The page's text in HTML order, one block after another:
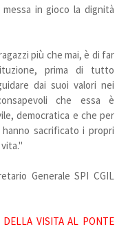
in gioco la dignità
più che mai, è di far
prima di tutto
dai suoi valori nei
che essa è
democratica e che per
sacrificato i propri
Generale SPI CGIL
DELLA VISITA AL PONTE